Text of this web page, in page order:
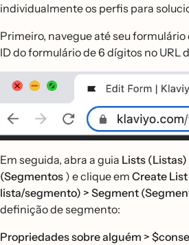
individualmente os perfis para
Primeiro, navegue até seu
ID do formulário de 6 dígitos no URL
Em seguida, abra a guia Lists
(Segmentos ) e clique em Create
lista/segmento) > Segment
definição de segmento:
Propriedades sobre alguém >